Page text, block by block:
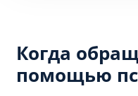
Когда
помощью